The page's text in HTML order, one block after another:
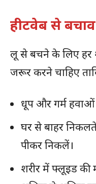
हीटवेब से
लू से बचने के लिए हर
जरूर करने चाहिए
धूप और गर्म
घर से बाहर
पीकर निकलें।
शरीर में फ्लूइड की